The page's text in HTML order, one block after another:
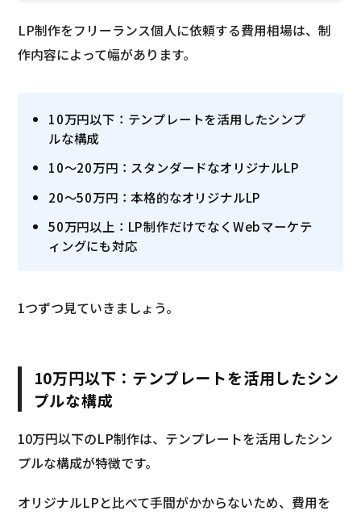
LP制作をフリーランス個人に依頼する費用相場は、制
作内容によって幅があります。
10万円以下：テンプレートを活用したシンプ
ルな構成
10〜20万円：スタンダードなオリジナルLP
20〜50万円：本格的なオリジナルLP
50万円以上：LP制作だけでなくWebマーケテ
ィングにも対応
1つずつ見ていきましょう。
10万円以下：テンプレートを活用したシン
プルな構成
10万円以下のLP制作は、テンプレートを活用したシン
プルな構成が特徴です。
オリジナルLPと比べて手間がかからないため、費用を